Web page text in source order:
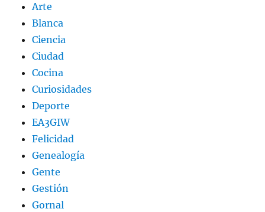
Arte
Blanca
Ciencia
Ciudad
Cocina
Curiosidades
Deporte
EA3GIW
Felicidad
Genealogía
Gente
Gestión
Gornal